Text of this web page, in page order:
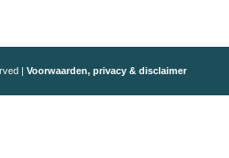
|Voorwaarden, privacy & disclaimer